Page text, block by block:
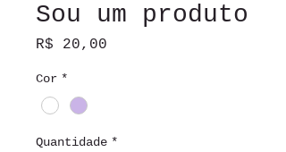
Sou um produto
R$ 20,00
Cor *
Quantidade *